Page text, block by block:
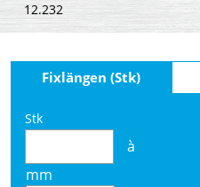
12.232
Fixlängen (Stk)
Stk
à
mm